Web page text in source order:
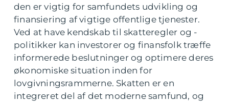
den er vigtig for samfundets udvikling og
finansiering af vigtige offentlige tjenester.
Ved at have kendskab til skatteregler og -
politikker kan investorer og finansfolk træffe
informerede beslutninger og optimere deres
økonomiske situation inden for
lovgivningsrammerne. Skatten er en
integreret del af det moderne samfund, og